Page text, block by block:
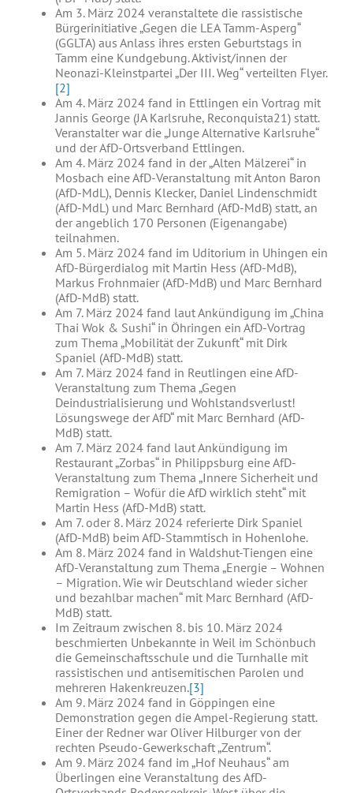
Am 3. März 2024 veranstaltete die rassistische
Bürgerinitiative „Gegen die LEA Tamm-Asperg“
(GGLTA) aus Anlass ihres ersten Geburtstags in
Tamm eine Kundgebung. Aktivist/innen der
Neonazi-Kleinstpartei „Der III. Weg“ verteilten Flyer.
[2]
Am 4. März 2024 fand in Ettlingen ein Vortrag mit
Jannis George (JA Karlsruhe, Reconquista21) statt.
Veranstalter war die „Junge Alternative Karlsruhe“
und der AfD-Ortsverband Ettlingen.
Am 4. März 2024 fand in der „Alten Mälzerei“ in
Mosbach eine AfD-Veranstaltung mit Anton Baron
(AfD-MdL), Dennis Klecker, Daniel Lindenschmidt
(AfD-MdL) und Marc Bernhard (AfD-MdB) statt, an
der angeblich 170 Personen (Eigenangabe)
teilnahmen.
Am 5. März 2024 fand im Uditorium in Uhingen ein
AfD-Bürgerdialog mit Martin Hess (AfD-MdB),
Markus Frohnmaier (AfD-MdB) und Marc Bernhard
(AfD-MdB) statt.
Am 7. März 2024 fand laut Ankündigung im „China
Thai Wok & Sushi“ in Öhringen ein AfD-Vortrag
zum Thema „Mobilität der Zukunft“ mit Dirk
Spaniel (AfD-MdB) statt.
Am 7. März 2024 fand in Reutlingen eine AfD-
Veranstaltung zum Thema „Gegen
Deindustrialisierung und Wohlstandsverlust!
Lösungswege der AfD“ mit Marc Bernhard (AfD-
MdB) statt.
Am 7. März 2024 fand laut Ankündigung im
Restaurant „Zorbas“ in Philippsburg eine AfD-
Veranstaltung zum Thema „Innere Sicherheit und
Remigration – Wofür die AfD wirklich steht“ mit
Martin Hess (AfD-MdB) statt.
Am 7. oder 8. März 2024 referierte Dirk Spaniel
(AfD-MdB) beim AfD-Stammtisch in Hohenlohe.
Am 8. März 2024 fand in Waldshut-Tiengen eine
AfD-Veranstaltung zum Thema „Energie – Wohnen
– Migration. Wie wir Deutschland wieder sicher
und bezahlbar machen“ mit Marc Bernhard (AfD-
MdB) statt.
Im Zeitraum zwischen 8. bis 10. März 2024
beschmierten Unbekannte in Weil im Schönbuch
die Gemeinschaftsschule und die Turnhalle mit
rassistischen und antisemitischen Parolen und
mehreren Hakenkreuzen.[3]
Am 9. März 2024 fand in Göppingen eine
Demonstration gegen die Ampel-Regierung statt.
Einer der Redner war Oliver Hilburger von der
rechten Pseudo-Gewerkschaft „Zentrum“.
Am 9. März 2024 fand im „Hof Neuhaus“ am
Überlingen eine Veranstaltung des AfD-